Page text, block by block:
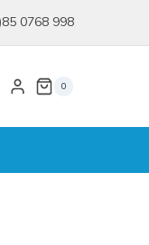
0768 998
0